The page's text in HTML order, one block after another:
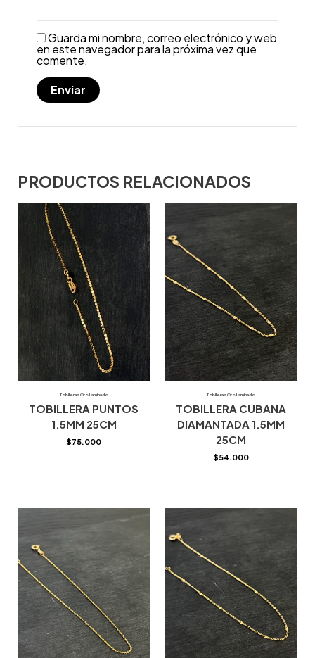
Guarda mi nombre, correo electrónico y web
en este navegador para la próxima vez que
comente.
PRODUCTOS RELACIONADOS
Tobilleras Oro Laminado
TOBILLERA PUNTOS
1.5MM 25CM
$75.000
Tobilleras Oro Laminado
TOBILLERA CUBANA
DIAMANTADA 1.5MM
25CM
$54.000